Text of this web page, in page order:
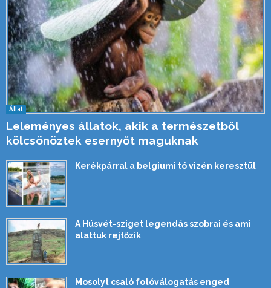
Állat
Leleményes állatok, akik a természetből
kölcsönöztek esernyőt maguknak
Kerékpárral a belgiumi tó vizén keresztül
A Húsvét-sziget legendás szobrai és ami
alattuk rejtőzik
Mosolyt csaló fotóválogatás enged